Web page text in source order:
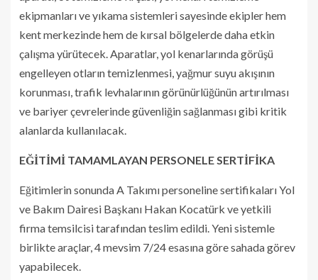
ekipmanları ve yıkama sistemleri sayesinde ekipler hem
kent merkezinde hem de kırsal bölgelerde daha etkin
çalışma yürütecek. Aparatlar, yol kenarlarında görüşü
engelleyen otların temizlenmesi, yağmur suyu akışının
korunması, trafik levhalarının görünürlüğünün artırılması
ve bariyer çevrelerinde güvenliğin sağlanması gibi kritik
alanlarda kullanılacak.
EĞİTİMİ TAMAMLAYAN PERSONELE SERTİFİKA
Eğitimlerin sonunda A Takımı personeline sertifikaları Yol
ve Bakım Dairesi Başkanı Hakan Kocatürk ve yetkili
firma temsilcisi tarafından teslim edildi. Yeni sistemle
birlikte araçlar, 4 mevsim 7/24 esasına göre sahada görev
yapabilecek.